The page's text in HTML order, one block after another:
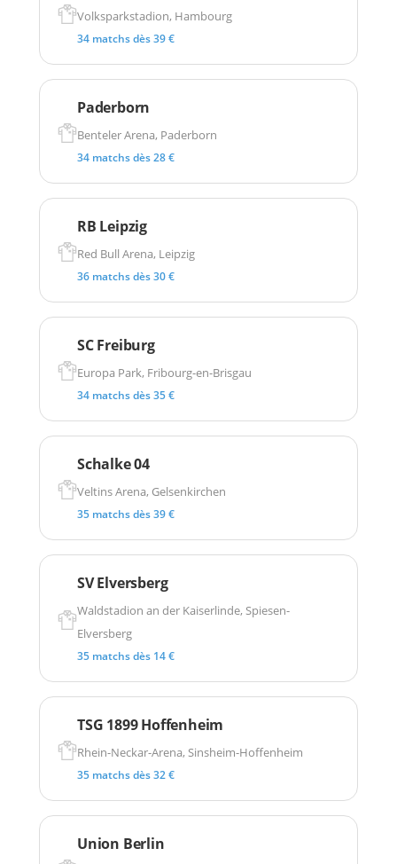
Volksparkstadion, Hambourg
34 matchs dès 39 €
Paderborn
Benteler Arena, Paderborn
34 matchs dès 28 €
RB Leipzig
Red Bull Arena, Leipzig
36 matchs dès 30 €
SC Freiburg
Europa Park, Fribourg-en-Brisgau
34 matchs dès 35 €
Schalke 04
Veltins Arena, Gelsenkirchen
35 matchs dès 39 €
SV Elversberg
Waldstadion an der Kaiserlinde, Spiesen-
Elversberg
35 matchs dès 14 €
TSG 1899 Hoffenheim
Rhein-Neckar-Arena, Sinsheim-Hoffenheim
35 matchs dès 32 €
Union Berlin